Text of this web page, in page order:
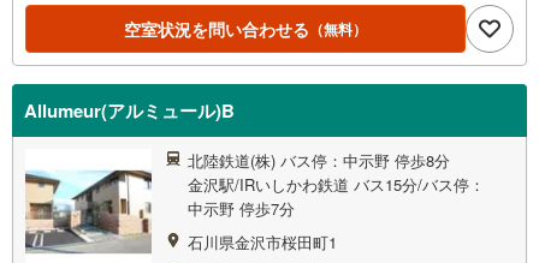
空室状況を問い合わせる （無料）
Allumeur(アルミュール)B
北陸鉄道(株) バス停：中示野 停歩8分
金沢駅/IRいしかわ鉄道 バス15分/バス停：
中示野 停歩7分
石川県金沢市桜田町1